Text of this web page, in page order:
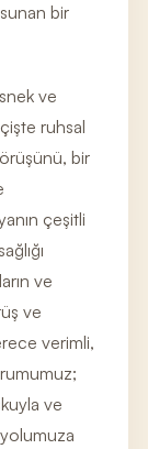
bir
ve
ruhsal
bir
çeşitli
ve
ve
verimli,
ve